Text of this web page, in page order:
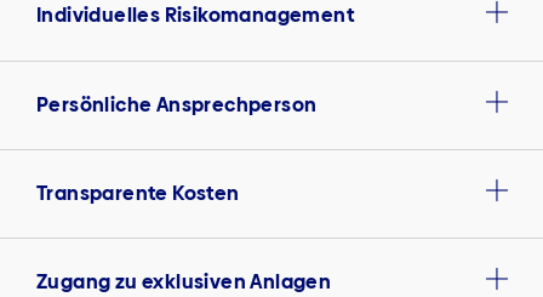
Individuelles Risikomanagement
Persönliche Ansprechperson
Transparente Kosten
Zugang zu exklusiven Anlagen